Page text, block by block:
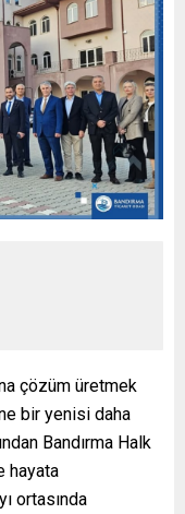
çözüm üretmek
bir yenisi daha
Bandırma Halk
hayata
ortasında